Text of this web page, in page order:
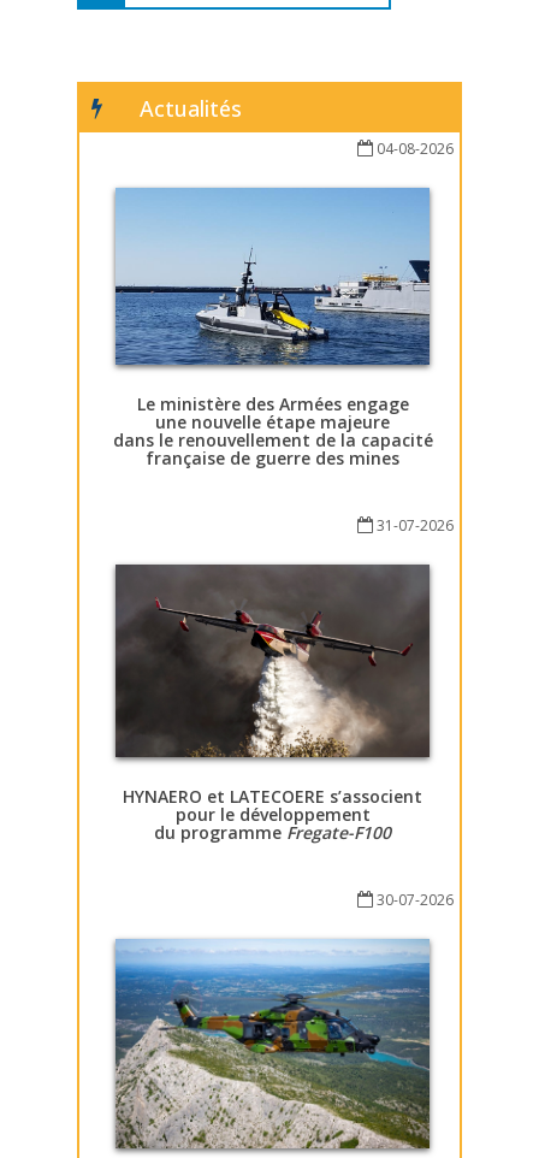
Actualités
04-08-2026
Le ministère des Armées engage
une nouvelle étape majeure
dans le renouvellement de la capacité
française de guerre des mines
31-07-2026
HYNAERO et LATECOERE s’associent
pour le développement
du programme Fregate-F100
30-07-2026